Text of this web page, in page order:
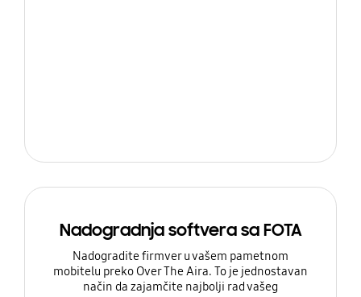
Nadogradnja softvera sa FOTA
Nadogradite firmver u vašem pametnom
mobitelu preko Over The Aira. To je jednostavan
način da zajamčite najbolji rad vašeg